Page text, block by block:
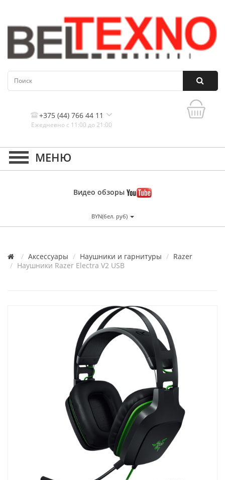
+375 (44) 766 44 11
Ежедневно с 11:00 до 21:00
Контакты, и схема проезда
Видео обзоры
BYN(бел. руб)
Аксессуары Наушники и гарнитуры
Razer
Наушники Razer Electra V2 USB